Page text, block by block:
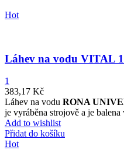
Hot
Láhev na vodu VITAL
1
383,17 Kč
Láhev na vodu RONA
je vyráběna strojově a je
Add to wishlist
Přidat do košíku
Hot